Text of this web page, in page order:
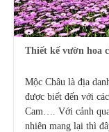
Thiết kế vườn hoa
Mộc Châu là địa
được biết đến với
Cam…. Với cảnh
nhiên mang lại thì